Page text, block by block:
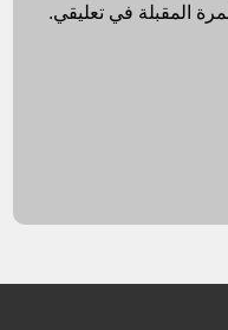
المقبلة في تعليقي.